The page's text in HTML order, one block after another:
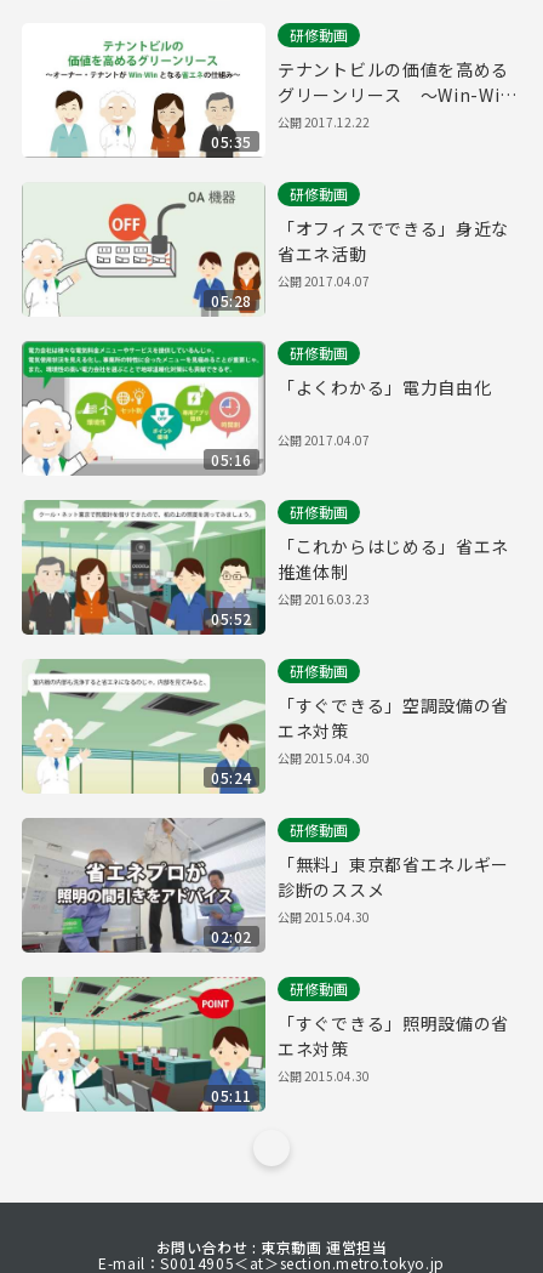
05:35
研修動画
テナントビルの価値を高める
グリーンリース ～Win-Win
の省エネ手法～
公開2017.12.22
05:28
研修動画
「オフィスでできる」身近な
省エネ活動
公開2017.04.07
05:16
研修動画
「よくわかる」電力自由化
公開2017.04.07
05:52
研修動画
「これからはじめる」省エネ
推進体制
公開2016.03.23
05:24
研修動画
「すぐできる」空調設備の省
エネ対策
公開2015.04.30
02:02
研修動画
「無料」東京都省エネルギー
診断のススメ
公開2015.04.30
05:11
研修動画
「すぐできる」照明設備の省
エネ対策
公開2015.04.30
お問い合わせ : 東京動画 運営担当
E-mail：S0014905＜at＞section.metro.tokyo.jp